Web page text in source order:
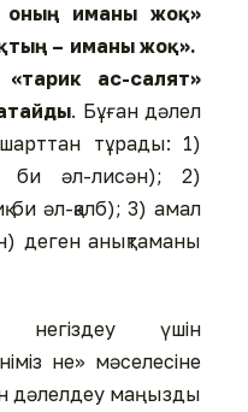
оның иманы жоқ»
– иманы жоқ».
ас-салят»
. Бұған дәлел
тұрады: 1)
би әл-лисән); 2)
би әл-қалб); 3) амал
деген анықтаманы
негіздеу үшін
не» мәселесіне
дәлелдеу маңызды